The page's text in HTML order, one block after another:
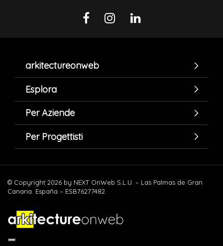
arkitectureonweb
Esplora
Per Aziende
Per Progettisti
© Copyright 2026 by NEXT OnWeb S.L.U. – Las Palmas de Gran
Canaria. España – ESB76277482